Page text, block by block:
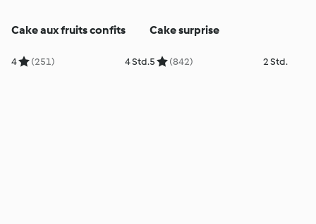
Cake aux fruits confits
4 (251) 4 Std.
Cake surprise
5 (842) 2 Std.